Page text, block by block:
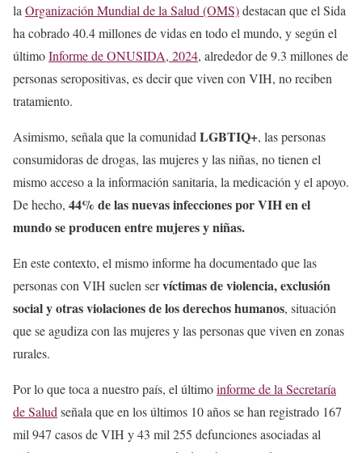
la Organización Mundial de la Salud (OMS)destacan que el Sida
ha cobrado 40.4 millones de vidas en todo el mundo, y según el
últimoInforme de ONUSIDA, 2024, alrededor de 9.3 millones de
personas seropositivas, es decir que viven con VIH, no reciben
tratamiento.
Asimismo, señala que la comunidad LGBTIQ+, las personas
consumidoras de drogas, las mujeres y las niñas, no tienen el
mismo acceso a la información sanitaria, la medicación y el apoyo.
De hecho, 44% de las nuevas infecciones por VIH en el
mundo se producen entre mujeres y niñas.
En este contexto, el mismo informe ha documentado que las
personas con VIH suelen servíctimas de violencia, exclusión
social y otras violaciones de los derechos humanos, situación
que se agudiza con las mujeres y las personas que viven en zonas
rurales.
Por lo que toca a nuestro país, el últimoinforme de la Secretaría
de Salud señala que en los últimos 10 años se han registrado 167
mil 947 casos de VIH y 43 mil 255 defunciones asociadas al